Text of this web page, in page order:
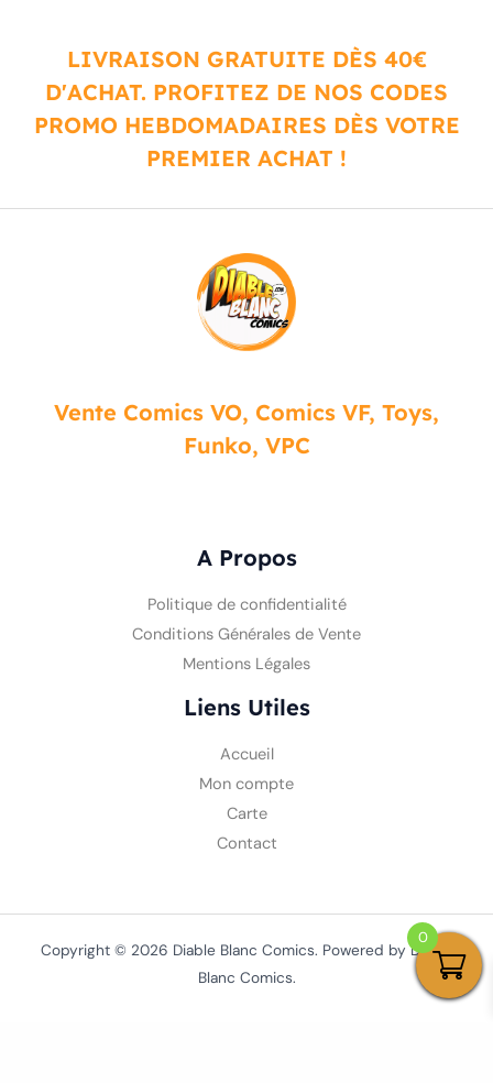
LIVRAISON GRATUITE DÈS 40€
D'ACHAT. PROFITEZ DE NOS CODES
PROMO HEBDOMADAIRES DÈS VOTRE
PREMIER ACHAT !
Vente Comics VO, Comics VF, Toys,
Funko, VPC
A Propos
Politique de confidentialité
Conditions Générales de Vente
Mentions Légales
Liens Utiles
Accueil
Mon compte
Carte
Contact
Copyright © 2026 Diable Blanc Comics. Powered by Diable
Blanc Comics.
0